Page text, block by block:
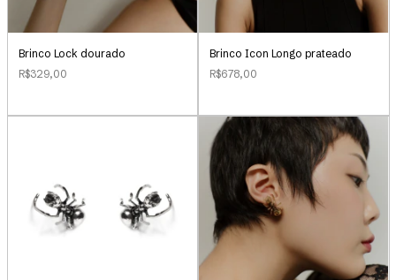
Brinco Lock dourado
R$329,00
Brinco Icon Longo prateado
R$678,00